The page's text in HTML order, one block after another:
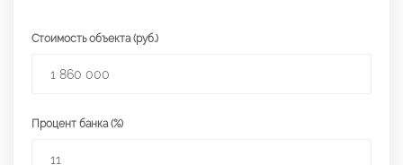
Стоимость объекта (руб.)
Процент банка (%)